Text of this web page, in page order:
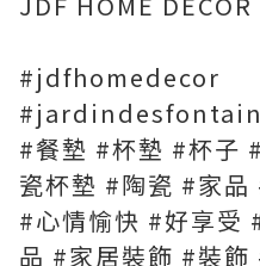
#jdfhomedecor
#餐墊 #杯墊 #杯子
瓷杯墊 #陶瓷 #家
#心情愉快 #好享受
品 #家居裝飾 #裝